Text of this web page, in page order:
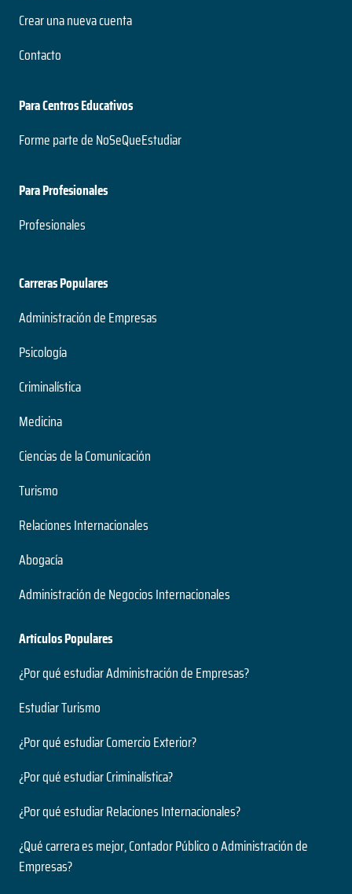
Crear una nueva cuenta
Contacto
Para Centros Educativos
Forme parte de NoSeQueEstudiar
Para Profesionales
Profesionales
Carreras Populares
Administración de Empresas
Psicología
Criminalística
Medicina
Ciencias de la Comunicación
Turismo
Relaciones Internacionales
Abogacía
Administración de Negocios Internacionales
Artículos Populares
¿Por qué estudiar Administración de Empresas?
Estudiar Turismo
¿Por qué estudiar Comercio Exterior?
¿Por qué estudiar Criminalística?
¿Por qué estudiar Relaciones Internacionales?
¿Qué carrera es mejor, Contador Público o Administración de
Empresas?